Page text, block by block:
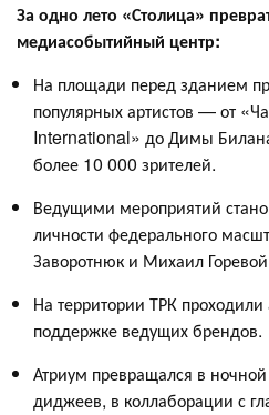
За одно лето «Столица»
медиасобытийный центр:
На площади перед зданием
популярных артистов — от
International» до Димы
более 10 000 зрителей.
Ведущими мероприятий
личности федерального
Заворотнюк и Михаил
На территории ТРК
поддержке ведущих брендов.
Атриум превращался в
диджеев, в коллаборации с